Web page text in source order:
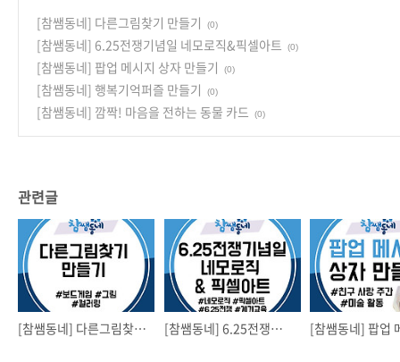
[참쌤동네] 다른그림찾기 만들기
(0)
[참쌤동네] 6.25전쟁기념일 네모로직&픽셀아트 (0)
[참쌤동네] 팝업 메시지 상자 만들기 (0)
[참쌤동네] 행복기억퍼즐 만들기 (0)
[참쌤동네] 깜짝! 마음을 전하는 동물 카드 (0)
관련글
[참쌤동네] 다른그림찾기 만들기 [참쌤동네] 6.25전쟁기념일 네모로직&픽셀아트